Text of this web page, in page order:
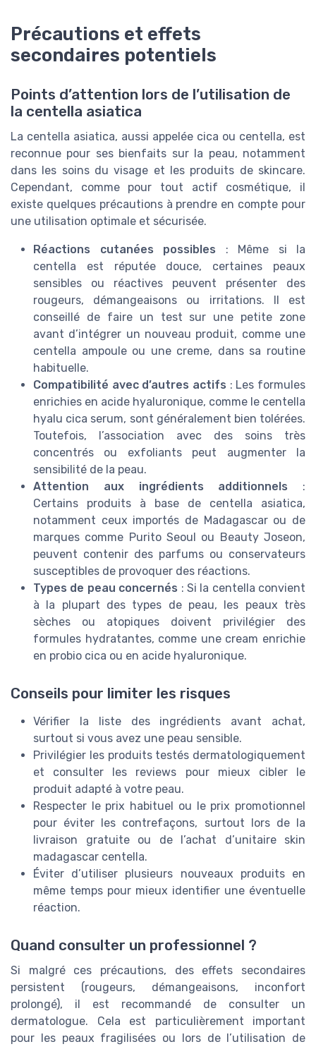
Précautions et effets
secondaires potentiels
Points d’attention lors de l’utilisation de
la centella asiatica
La centella asiatica, aussi appelée cica ou centella, est
reconnue pour ses bienfaits sur la peau, notamment
dans les soins du visage et les produits de skincare.
Cependant, comme pour tout actif cosmétique, il
existe quelques précautions à prendre en compte pour
une utilisation optimale et sécurisée.
Réactions cutanées possibles : Même si la
centella est réputée douce, certaines peaux
sensibles ou réactives peuvent présenter des
rougeurs, démangeaisons ou irritations. Il est
conseillé de faire un test sur une petite zone
avant d’intégrer un nouveau produit, comme une
centella ampoule ou une creme, dans sa routine
habituelle.
Compatibilité avec d’autres actifs : Les formules
enrichies en acide hyaluronique, comme le centella
hyalu cica serum, sont généralement bien tolérées.
Toutefois, l’association avec des soins très
concentrés ou exfoliants peut augmenter la
sensibilité de la peau.
Attention aux ingrédients additionnels :
Certains produits à base de centella asiatica,
notamment ceux importés de Madagascar ou de
marques comme Purito Seoul ou Beauty Joseon,
peuvent contenir des parfums ou conservateurs
susceptibles de provoquer des réactions.
Types de peau concernés : Si la centella convient
à la plupart des types de peau, les peaux très
sèches ou atopiques doivent privilégier des
formules hydratantes, comme une cream enrichie
en probio cica ou en acide hyaluronique.
Conseils pour limiter les risques
Vérifier la liste des ingrédients avant achat,
surtout si vous avez une peau sensible.
Privilégier les produits testés dermatologiquement
et consulter les reviews pour mieux cibler le
produit adapté à votre peau.
Respecter le prix habituel ou le prix promotionnel
pour éviter les contrefaçons, surtout lors de la
livraison gratuite ou de l’achat d’unitaire skin
madagascar centella.
Éviter d’utiliser plusieurs nouveaux produits en
même temps pour mieux identifier une éventuelle
réaction.
Quand consulter un professionnel ?
Si malgré ces précautions, des effets secondaires
persistent (rougeurs, démangeaisons, inconfort
prolongé), il est recommandé de consulter un
dermatologue. Cela est particulièrement important
pour les peaux fragilisées ou lors de l’utilisation de